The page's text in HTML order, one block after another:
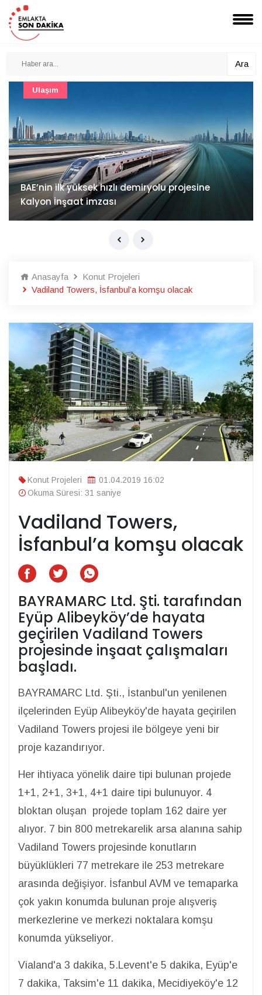
Ara
Mimarlık ve mühendislik projeleri e-PYS ile dijital
ortama taşınacak
Güncel
Anasayfa
Konut Projeleri
Vadiland Towers, İsfanbul’a komşu olacak
Konut Projeleri
01.04.2019 16:02
Okuma Süresi: 31 saniye
Vadiland Towers,
İsfanbul’a komşu olacak
BAYRAMARC Ltd. Şti. tarafından
Eyüp Alibeyköy’de hayata
geçirilen Vadiland Towers
projesinde inşaat çalışmaları
başladı.
BAYRAMARC Ltd. Şti., İstanbul'un yenilenen
ilçelerinden Eyüp Alibeyköy'de hayata geçirilen
Vadiland Towers projesi ile bölgeye yeni bir
proje kazandırıyor.
Her ihtiyaca yönelik daire tipi bulunan projede
1+1, 2+1, 3+1, 4+1 daire tipi bulunuyor. 4
bloktan oluşan projede toplam 162 daire yer
alıyor. 7 bin 800 metrekarelik arsa alanına sahip
Vadiland Towers projesinde konutların
büyüklükleri 77 metrekare ile 253 metrekare
arasında değişiyor. İsfanbul AVM ve temaparka
çok yakın konumda bulunan proje alışveriş
merkezlerine ve merkezi noktalara komşu
konumda yükseliyor.
Vialand'a 3 dakika, 5.Levent'e 5 dakika, Eyüp'e
7 dakika, Taksim'e 11 dakika, Mecidiyeköy'e 12